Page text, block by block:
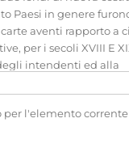
Paesi in genere
aventi rapporto a
per i secoli XVIII E
intendenti ed alla
per gli affari interni.
concernenti
per l'elemento corrente